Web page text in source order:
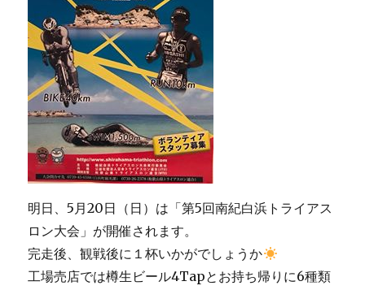
会
に
明日、5月20日（日）は「第5回南紀白浜トライアス
ロン大会」が開催されます。
完走後、観戦後に１杯いかがでしょうか
工場売店では樽生ビール4Tapとお持ち帰りに6種類